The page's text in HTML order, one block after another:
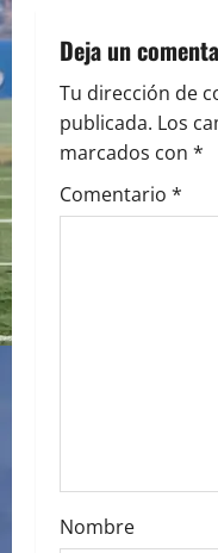
n
a
v
i
n
Deja un
Tu dirección de
publicada. Los
marcados con *
Comentario *
Nombre